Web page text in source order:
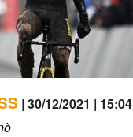
| 30/12/2021 | 15:04